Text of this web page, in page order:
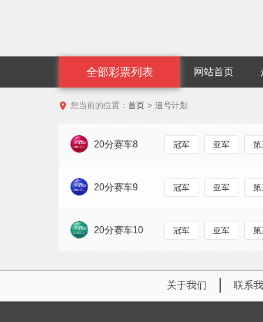
全部彩票列表 网站首页
 您当前的位置： 首页 > 追号计划
20分赛车8 冠军 亚军 第
20分赛车9 冠军 亚军 第
20分赛车10 冠军 亚军 第
关于我们 联系